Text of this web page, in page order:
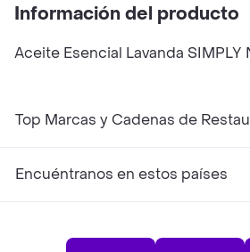
Información del producto
Aceite Esencial Lavanda SIMPLY
Top Marcas y Cadenas de
Encuéntranos en estos países